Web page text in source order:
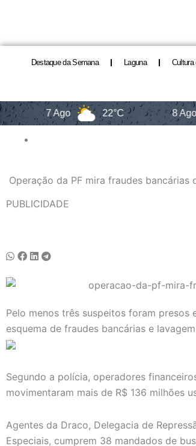
Destaque da Semana Laguna Cultura
7 Ago 22°C 8 Ago
Operação da PF mira fraudes bancárias
PUBLICIDADE
Pelo menos três suspeitos foram
esquema de fraudes bancárias e
Segundo a polícia, operadores
movimentaram mais de R$ 136 milhões
Agentes da Draco, Delegacia de
Especiais, cumprem 38 mandados de